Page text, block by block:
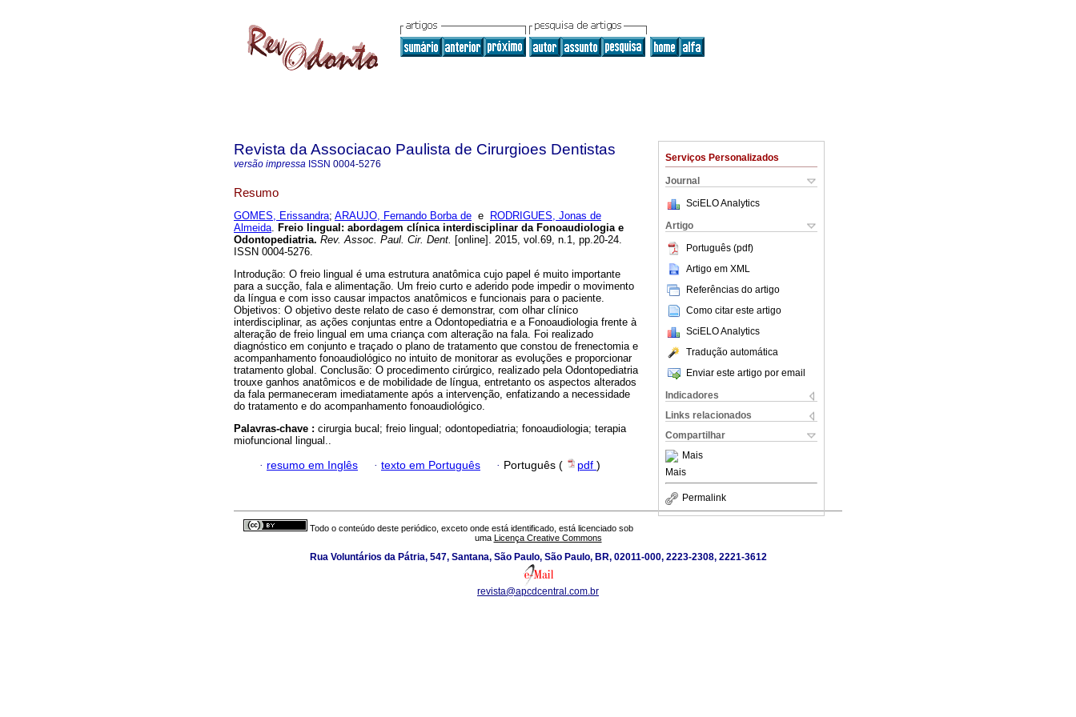
Serviços Personalizados
Journal
SciELO Analytics
Artigo
Português (pdf)
Artigo em XML
Referências do artigo
Como citar este artigo
SciELO Analytics
Tradução automática
Enviar este artigo por email
Indicadores
Links relacionados
Compartilhar
Mais
Mais
Permalink
Revista da Associacao Paulista de Cirurgioes Dentistas
versão impressa ISSN 0004-5276
Resumo
GOMES, Erissandra; ARAUJO, Fernando Borba de e
RODRIGUES, Jonas de
Almeida. Freio lingual: abordagem clínica interdisciplinar da Fonoaudiologia e
Odontopediatria. Rev. Assoc. Paul. Cir. Dent. [online]. 2015, vol.69, n.1, pp.20-24.
ISSN 0004-5276.
Introdução: O freio lingual é uma estrutura anatômica cujo papel é muito importante
para a sucção, fala e alimentação. Um freio curto e aderido pode impedir o movimento
da língua e com isso causar impactos anatômicos e funcionais para o paciente.
Objetivos: O objetivo deste relato de caso é demonstrar, com olhar clínico
interdisciplinar, as ações conjuntas entre a Odontopediatria e a Fonoaudiologia frente à
alteração de freio lingual em uma criança com alteração na fala. Foi realizado
diagnóstico em conjunto e traçado o plano de tratamento que constou de frenectomia e
acompanhamento fonoaudiológico no intuito de monitorar as evoluções e proporcionar
tratamento global. Conclusão: O procedimento cirúrgico, realizado pela Odontopediatria
trouxe ganhos anatômicos e de mobilidade de língua, entretanto os aspectos alterados
da fala permaneceram imediatamente após a intervenção, enfatizando a necessidade
do tratamento e do acompanhamento fonoaudiológico.
Palavras-chave : cirurgia bucal; freio lingual; odontopediatria; fonoaudiologia; terapia
miofuncional lingual..
· resumo em Inglês · texto em Português · Português ( pdf )
Todo o conteúdo deste periódico, exceto onde está identificado, está licenciado sob
uma Licença Creative Commons
Rua Voluntários da Pátria, 547, Santana, São Paulo, São Paulo, BR, 02011-000, 2223-2308, 2221-3612
revista@apcdcentral.com.br